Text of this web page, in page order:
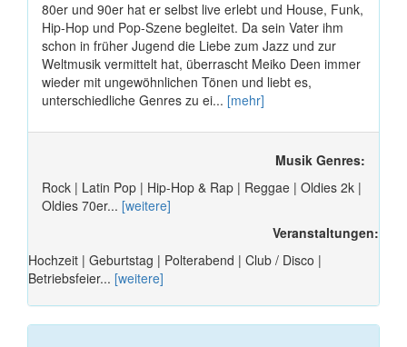
80er und 90er hat er selbst live erlebt und House, Funk,
Hip-Hop und Pop-Szene begleitet. Da sein Vater ihm
schon in früher Jugend die Liebe zum Jazz und zur
Weltmusik vermittelt hat, überrascht Meiko Deen immer
wieder mit ungewöhnlichen Tönen und liebt es,
unterschiedliche Genres zu ei... [mehr]
Musik Genres:
Rock | Latin Pop | Hip-Hop & Rap | Reggae | Oldies 2k |
Oldies 70er... [weitere]
Veranstaltungen:
Hochzeit | Geburtstag | Polterabend | Club / Disco |
Betriebsfeier... [weitere]